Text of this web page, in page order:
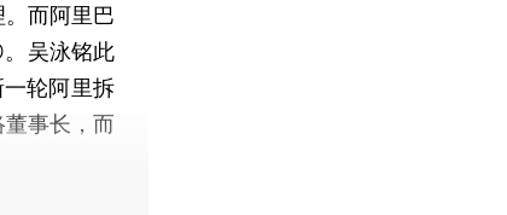
而阿里巴
。吴泳铭此
轮阿里拆
事长，而